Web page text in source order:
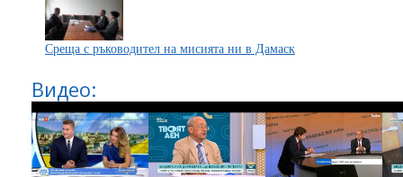
Среща с ръководител на мисията ни в Дамаск
Видео: